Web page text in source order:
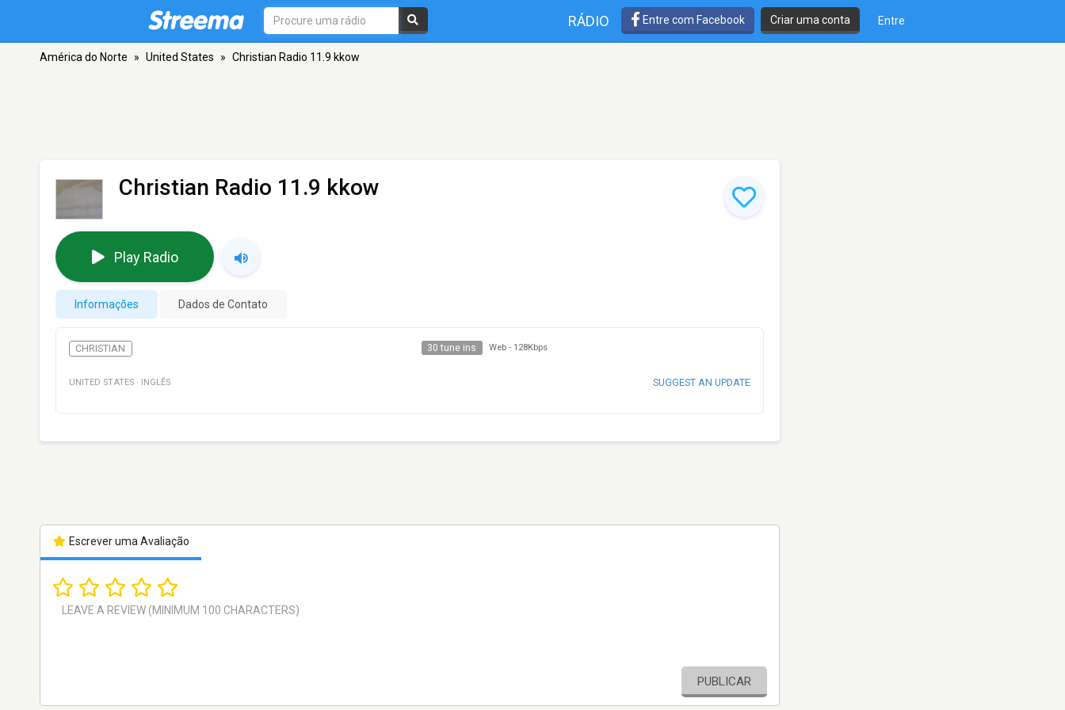
RÁDIO Entre com Facebook Criar uma conta Entre
América do Norte » United States » Christian Radio 11.9 kkow
Christian Radio 11.9 kkow
Play Radio
Informações Dados de Contato
CHRISTIAN 30 tune ins Web - 128Kbps
UNITED STATES · INGLÊS SUGGEST AN UPDATE
Escrever uma Avaliação
PUBLICAR